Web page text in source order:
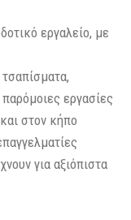
εργαλείο, με
εργασίες
στον κήπο
για αξιόπιστα